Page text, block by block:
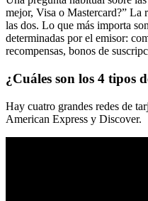
mejor, Visa o Mastercard?” La
las dos. Lo que más importa
determinadas por el emisor:
recompensas, bonos de
¿Cuáles son los 4 tipos
Hay cuatro grandes redes de
American Express y Discover.